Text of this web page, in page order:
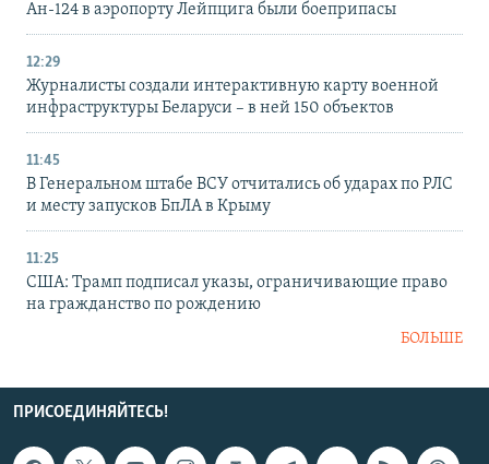
Ан-124 в аэропорту Лейпцига были боеприпасы
12:29
Журналисты создали интерактивную карту военной
инфраструктуры Беларуси – в ней 150 объектов
11:45
В Генеральном штабе ВСУ отчитались об ударах по РЛС
и месту запусков БпЛА в Крыму
11:25
США: Трамп подписал указы, ограничивающие право
на гражданство по рождению
БОЛЬШЕ
ПРИСОЕДИНЯЙТЕСЬ!